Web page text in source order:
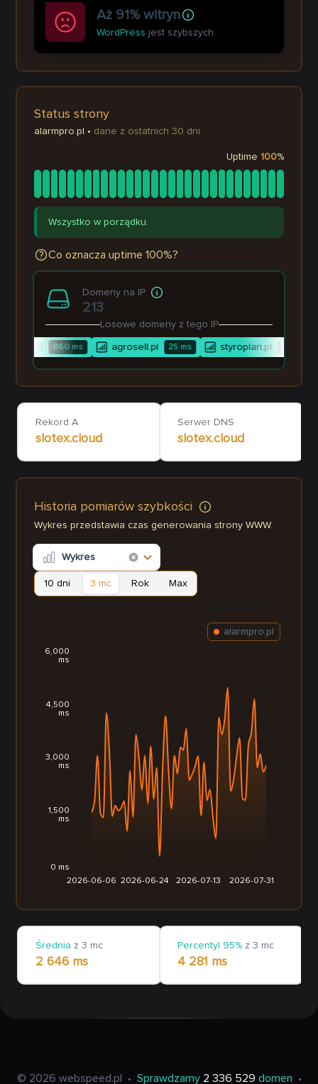
Aż 91% witryn
WordPress jest szybszych.
Status strony
alarmpro.pl • dane z ostatnich 30 dni
Uptime 100%
Wszystko w porządku.
Co oznacza uptime 100%?
Domeny na IP
213
Losowe domeny z tego IP
860ms agrosell.pl 25ms styroplan.pl
Rekord A
slotex.cloud
Serwer DNS
slotex.cloud
Historia pomiarów szybkości
Wykres przedstawia czas generowania strony WWW.
Wykres
10 dni 3 mc Rok Max
2026-06-06 2026-06-24 2026-07-13 2026-07-31
0 ms
1,500
ms
3,000
ms
4,500
ms
6,000
ms
alarmpro.pl
Średnia z 3 mc
2 646 ms
Percentyl 95% z 3 mc
4 281 ms
© 2026 webspeed.pl • Sprawdzamy 2 336 529 domen •